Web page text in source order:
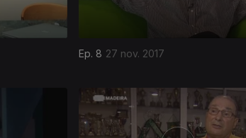
Ep. 8 27 nov. 2017